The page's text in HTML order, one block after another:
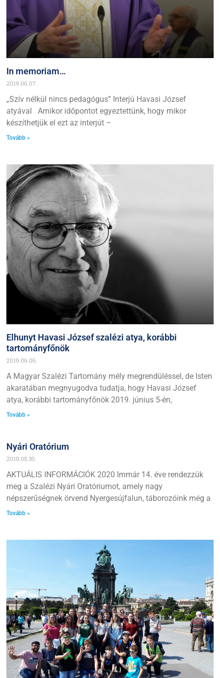
In memoriam…
2019.06.07.
„Szív nélkül nincs pedagógus” Interjú Havasi József
atyával Amikor időpontot egyeztettünk, hogy mikor
készíthetjük el ezt az interjút –
Tovább »
Elhunyt Havasi József szalézi atya, korábbi
tartományfőnök
2019.06.06.
A Magyar Szalézi Tartomány mély megrendüléssel, de Isten
akaratában megnyugodva tudatja, hogy Havasi József
atya, korábbi tartományfőnök 2019. június 5-én,
Tovább »
Nyári Oratórium
2019.05.30.
AKTUÁLIS INFORMÁCIÓK 2020 Immár 14. éve rendezzük
meg a Szalézi Nyári Oratóriumot, amely nagy
népszerűségnek örvend Nyergesújfalun, táborozóink még a
Tovább »